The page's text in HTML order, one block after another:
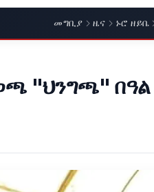
መግቢያ ዜና ኑሮ ዘይቤ
"ህንግጫ" በዓል